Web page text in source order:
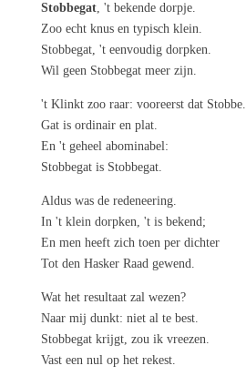
Stobbegat, 't bekende dorpje.
Zoo echt knus en typisch klein.
Stobbegat, 't eenvoudig dorpken.
Wil geen Stobbegat meer zijn.
't Klinkt zoo raar: vooreerst dat Stobbe.
Gat is ordinair en plat.
En 't geheel abominabel:
Stobbegat is Stobbegat.
Aldus was de redeneering.
In 't klein dorpken, 't is bekend;
En men heeft zich toen per dichter
Tot den Hasker Raad gewend.
Wat het resultaat zal wezen?
Naar mij dunkt: niet al te best.
Stobbegat krijgt, zou ik vreezen.
Vast een nul op het rekest.